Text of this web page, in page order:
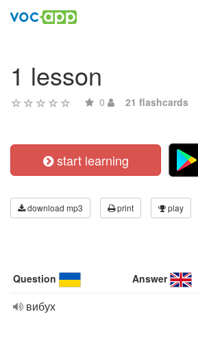
1 lesson
0 21 flashcards
start learning
download mp3 print play
Question Answer
вибух